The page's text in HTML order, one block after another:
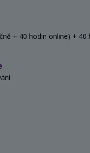
+ 40 hodin online) + 40